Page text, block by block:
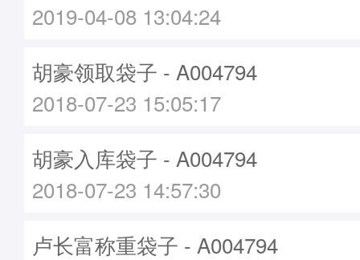
2019-04-08 13:04:24
胡豪领取袋子 - A004794
2018-07-23 15:05:17
胡豪入库袋子 - A004794
2018-07-23 14:57:30
卢长富称重袋子 - A004794